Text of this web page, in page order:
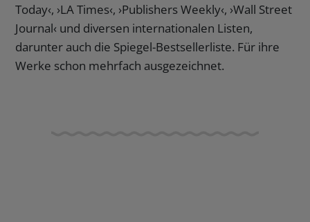
Today‹, ›LA Times‹, ›Publishers Weekly‹, ›Wall Street
Journal‹ und diversen internationalen Listen,
darunter auch die Spiegel-Bestsellerliste. Für ihre
Werke schon mehrfach ausgezeichnet.